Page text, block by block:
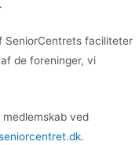
SeniorCentrets faciliteter
de foreninger, vi
ved
.